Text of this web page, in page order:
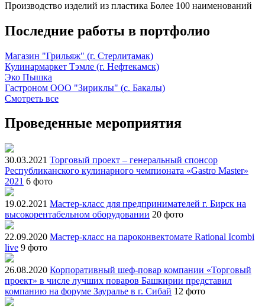
Производство изделий из пластика Более 100 наименований
Последние работы в портфолио
Магазин "Грильяж" (г. Стерлитамак)
Кулинармаркет Тэмле (г. Нефтекамск)
Эко Пышка
Гастроном ООО "Зириклы" (с. Бакалы)
Смотреть все
Проведенные мероприятия
30.03.2021 Торговый проект – генеральный спонсор
Республиканского кулинарного чемпионата «Gastro Master»
2021 6 фото
19.02.2021 Мастер-класс для предпринимателей г. Бирск на
высокорентабельном оборудовании 20 фото
22.09.2020 Мастер-класс на пароконвектомате Rational Icombi
live 9 фото
26.08.2020 Корпоративный шеф-повар компании «Торговый
проект» в числе лучших поваров Башкирии представил
компанию на форуме Зауралье в г. Сибай 12 фото